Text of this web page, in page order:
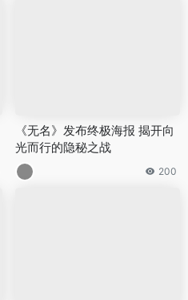
《无名》发布终极海报 揭开向
光而行的隐秘之战
200